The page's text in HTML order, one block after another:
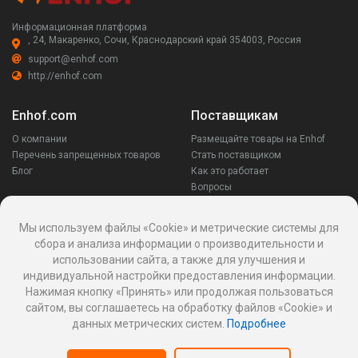
Информационная платформа
, 24, Макаренко, Сочи, Краснодарский край 354003, Россия
support@enhof.com
http://enhof.com
Enhof.com
О компании
Перечень запрещенных товаров
Блог
Поставщикам
Размещайте товары на Enhof
Стать поставщиком
Как это работает
Вопросы
Заказчикам
Аккаунт
Ваши запросы
Споры
Написать поставщику
Написать в поддержку
Оставайся на связи
Мы используем файлы «Cookie» и метрические системы для
сбора и анализа информации о производительности и
использовании сайта, а также для улучшения и
индивидуальной настройки предоставления информации.
Нажимая кнопку «Принять» или продолжая пользоваться
сайтом, вы соглашаетесь на обработку файлов «Cookie» и
данных метрических систем. Подробнее